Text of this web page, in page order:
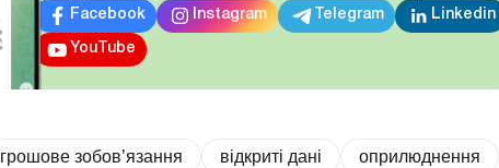
Facebook Instagram Telegram Linkedin
YouTube
грошове зобов’язання відкриті дані
оприлюднення